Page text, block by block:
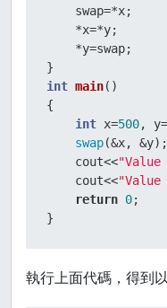
    swap=*x;
    *x=*y;
    *y=swap;
int main()
{
int x=500, y=
swap(&x,
    cout<<
    cout<<
return 0;
}
執行上面代碼，得到